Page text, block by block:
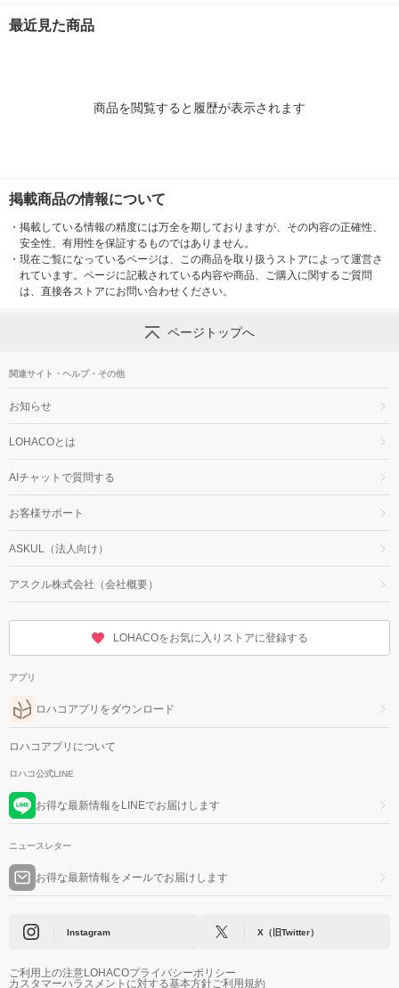
最近見た商品
商品を閲覧すると履歴が表示されます
掲載商品の情報について
・ 掲載している情報の精度には万全を期しておりますが、その内容の正確性、
安全性、有用性を保証するものではありません。
・ 現在ご覧になっているページは、この商品を取り扱うストアによって運営さ
れています。ページに記載されている内容や商品、ご購入に関するご質問
は、直接各ストアにお問い合わせください。
ページトップへ
関連サイト・ヘルプ・その他
お知らせ
LOHACOとは
AIチャットで質問する
お客様サポート
ASKUL（法人向け）
アスクル株式会社（会社概要）
LOHACOをお気に入りストアに登録する
アプリ
ロハコアプリをダウンロード
ロハコアプリについて
ロハコ公式LINE
お得な最新情報をLINEでお届けします
ニュースレター
お得な最新情報をメールでお届けします
Instagram X（旧Twitter）
ご利用上の注意LOHACOプライバシーポリシー
カスタマーハラスメントに対する基本方針ご利用規約